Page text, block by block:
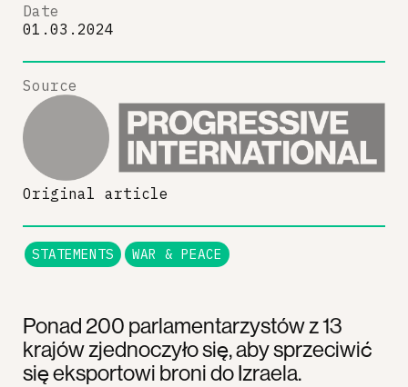
Ponad 200 parlamentarzystów z 13
krajów zjednoczyło się, aby sprzeciwić
się eksportowi broni do Izraela.
Date
01.03.2024
Source
Original article
STATEMENTS WAR & PEACE